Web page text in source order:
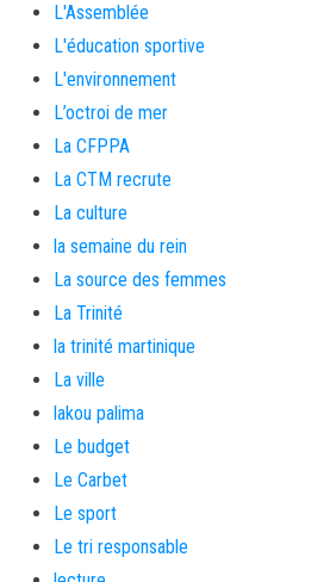
L'Assemblée
L'éducation sportive
L'environnement
L’octroi de mer
La CFPPA
La CTM recrute
La culture
la semaine du rein
La source des femmes
La Trinité
la trinité martinique
La ville
lakou palima
Le budget
Le Carbet
Le sport
Le tri responsable